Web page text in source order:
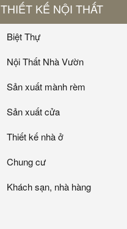
THIẾT KẾ NỘI THẤT
Biệt Thự
Nội Thất Nhà Vườn
Sản xuất mành rèm
Sản xuất cửa
Thiết kế nhà ở
Chung cư
Khách sạn, nhà hàng